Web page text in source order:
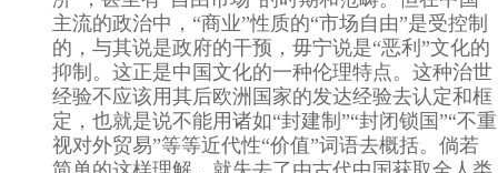
主流的政治中，“商业”性质的“市场自由”是受控制
的，与其说是政府的干预，毋宁说是“恶利”文化的
抑制。这正是中国文化的一种伦理特点。这种治世
经验不应该用其后欧洲国家的发达经验去认定和框
定，也就是说不能用诸如“封建制”“封闭锁国”“不重
视对外贸易”等等近代性“价值”词语去概括。倘若